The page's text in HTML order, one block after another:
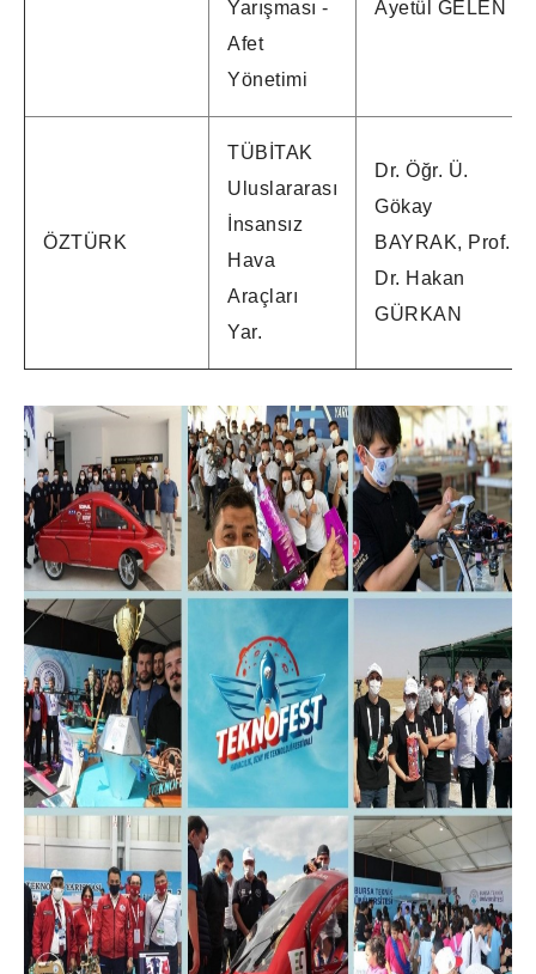
Yarışması -
Afet
Yönetimi
Ayetül GELEN
ÖZTÜRK
TÜBİTAK
Uluslararası
İnsansız
Hava
Araçları
Yar.
Dr. Öğr. Ü.
Gökay
BAYRAK, Prof.
Dr. Hakan
GÜRKAN